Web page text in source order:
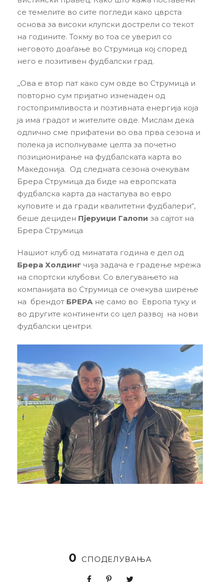
се темелите во сите погледи како цврста
основа за високи клупски дострели со текот
на годините. Токму во тоа се уверил со
неговото доаѓање во Струмица кој според
него е позитивен фудбалски град.
,,Ова е втор пат како сум овде во Струмица и
повторно сум пријатно изненаден од
гостопримливоста и позтивната енергија која
ја има градот и жителите овде. Мислам дека
одлично сме прифатени во ова прва сезона и
полека ја исполнуваме целта за почетно
позиционирање на фудбалската карта во
Македонија. Од следната сезона очекувам
Брера Струмица да биде на европската
фудбалска карта да настапува во евро
куповите и да гради квалитетни фудбалери“,
беше дециден Пјеруиџи Галопи за сајтот на
Брера Струмица
Нашиот клуб од минатата година е дел од
Брера Холдинг чија задача е градење мрежа
на спортски клубови. Со влегувањето на
компанијата во Струмица се очекува ширење
на брендот БРЕРА не само во Европа туку и
во другите континенти со цел развој на нови
фудбалски центри.
0 СПОДЕЛУВАЊА